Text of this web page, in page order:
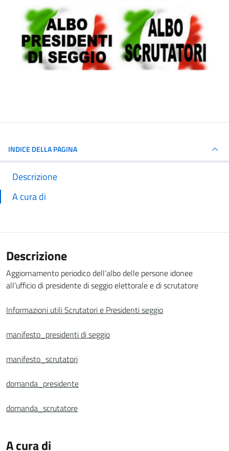
INDICE DELLA PAGINA
Descrizione
A cura di
Descrizione
Aggiornamento periodico dell’albo delle persone idonee
all’ufficio di presidente di seggio elettorale e di scrutatore
Informazioni utili Scrutatori e Presidenti seggio
manifesto_presidenti di seggio
manifesto_scrutatori
domanda_presidente
domanda_scrutatore
A cura di